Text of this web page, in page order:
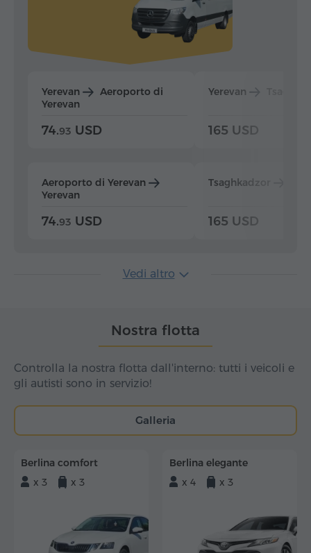
Yerevan
Aeroporto di
Yerevan
74.93 USD
Aeroporto di Yerevan
Yerevan
74.93 USD
Yerevan
165 USD
Tsaghkadzor
165 USD
Vedi altro
Nostra flotta
Controlla la nostra flotta dall'interno: tutti i veicoli e
gli autisti sono in servizio!
Galleria
Berlina comfort
x 3
x 3
Berlina elegante
x 4
x 3